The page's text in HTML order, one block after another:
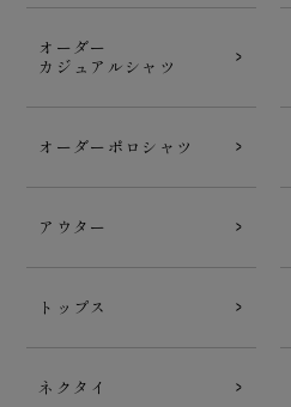
オーダー
カジュアルシャツ
オーダーポロシャツ
アウター
トップス
ネクタイ